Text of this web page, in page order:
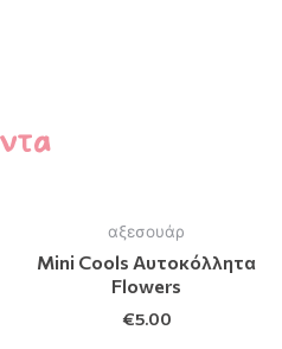
αξεσουάρ
Mini Cools Αυτοκόλλητα
Flowers
€5.00